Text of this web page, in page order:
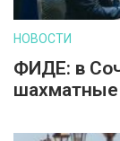
НОВОСТИ
ФИДЕ: в
шахматные